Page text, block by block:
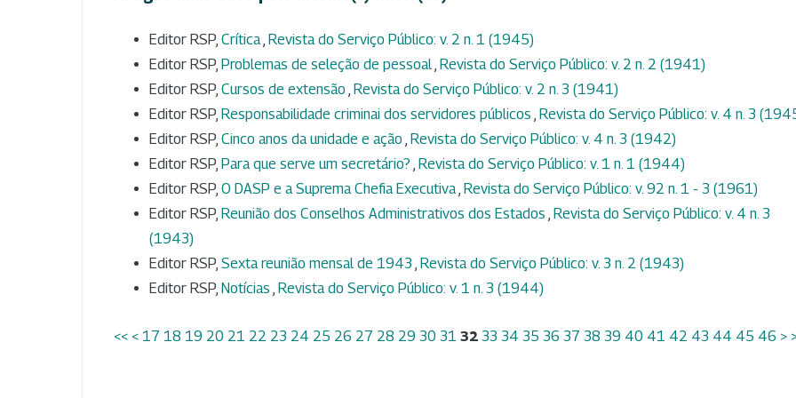
Editor RSP, Crítica, Revista do Serviço Público: v. 2 n. 1 (1945)
Editor RSP, Problemas de seleção de pessoal, Revista do Serviço Público: v. 2 n. 2 (1941)
Editor RSP, Cursos de extensão , Revista do Serviço Público: v. 2 n. 3 (1941)
Editor RSP, Responsabilidade criminai dos servidores públicos , Revista do Serviço Público: v. 4 n. 3
Editor RSP, Cinco anos da unidade e ação , Revista do Serviço Público: v. 4 n. 3 (1942)
Editor RSP, Para que serve um secretário? , Revista do Serviço Público: v. 1 n. 1 (1944)
Editor RSP, O DASP e a Suprema Chefia Executiva, Revista do Serviço Público: v. 92 n. 1 - 3 (1961)
Editor RSP, Reunião dos Conselhos Administrativos dos Estados , Revista do Serviço Público: v. 4 n. 3
(1943)
Editor RSP, Sexta reunião mensal de 1943 , Revista do Serviço Público: v. 3 n. 2 (1943)
Editor RSP, Notícias , Revista do Serviço Público: v. 1 n. 3 (1944)
<< < 17 18 19 20 21 22 23 24 25 26 27 28 29 30 31 32 33 34 35 36 37 38 39 40 41 42 43 44 45 46 >